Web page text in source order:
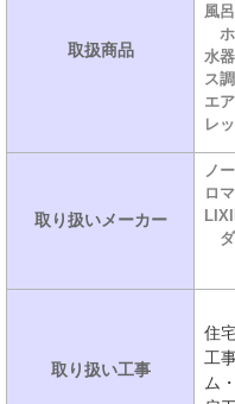
取扱商品
風
ホ
水
ス
エ
レ
取り扱いメーカー
ノ
ロ
ダ
取り扱い工事
住
工
ム